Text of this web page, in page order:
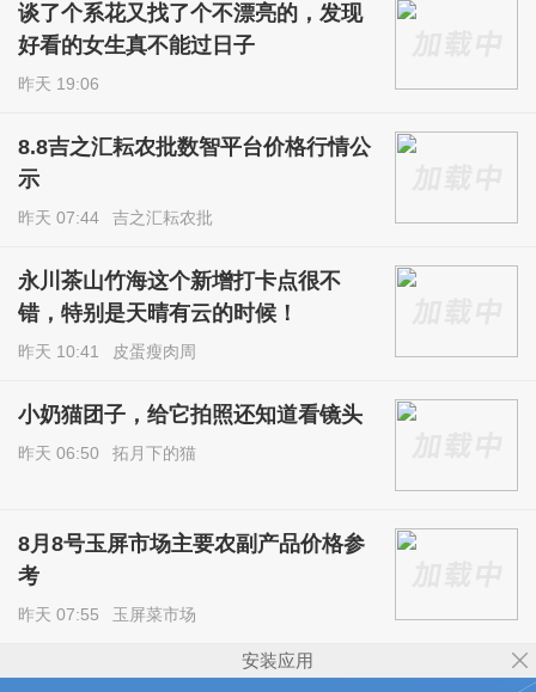
谈了个系花又找了个不漂亮的，发现
好看的女生真不能过日子
昨天 19:06
8.8吉之汇耘农批数智平台价格行情公
示
昨天 07:44 吉之汇耘农批
永川茶山竹海这个新增打卡点很不
错，特别是天晴有云的时候！
昨天 10:41 皮蛋瘦肉周
小奶猫团子，给它拍照还知道看镜头
昨天 06:50 拓月下的猫
8月8号玉屏市场主要农副产品价格参
考
昨天 07:55 玉屏菜市场
安装应用